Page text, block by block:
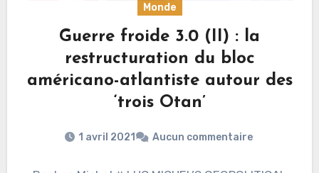
Monde
Guerre froide 3.0 (II) : la
restructuration du bloc
américano-atlantiste autour des
‘trois Otan’
1 avril 2021 Aucun commentaire